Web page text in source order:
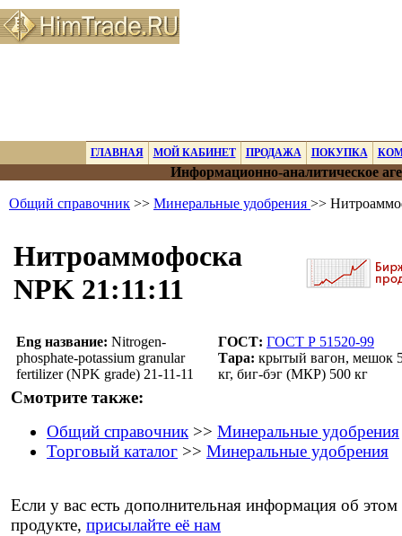
ГЛАВНАЯ МОЙ КАБИНЕТ ПРОДАЖА ПОКУПКА
Информационно-аналитическое
Общий справочник >> Минеральные удобрения >>
Нитроаммофоска
NPK 21:11:11
Eng название: Nitrogen-
phosphate-potassium granular
fertilizer (NPK grade) 21-11-11
ГОСТ: ГОСТ Р 51520-99
Тара: крытый вагон, мешок
кг, биг-бэг (МКР) 500 кг
Смотрите также:
Общий справочник >> Минеральные удобрения
Торговый каталог >> Минеральные удобрения
Если у вас есть дополнительная информация об этом
продукте, присылайте её нам